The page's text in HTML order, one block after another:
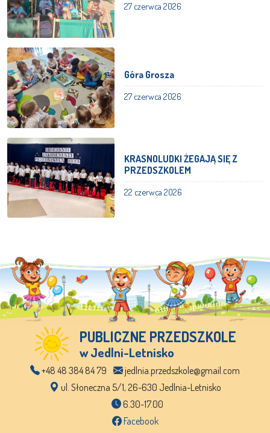
27 czerwca 2026
Góra Grosza
27 czerwca 2026
KRASNOLUDKI ŻEGAJĄ SIĘ Z
PRZEDSZKOLEM
22 czerwca 2026
PUBLICZNE PRZEDSZKOLE
w Jedlni-Letnisko
+48 48 384 84 79
jedlnia.przedszkole@gmail.com
ul. Słoneczna 5/1, 26-630 Jedlnia-Letnisko
6.30-17.00
Facebook